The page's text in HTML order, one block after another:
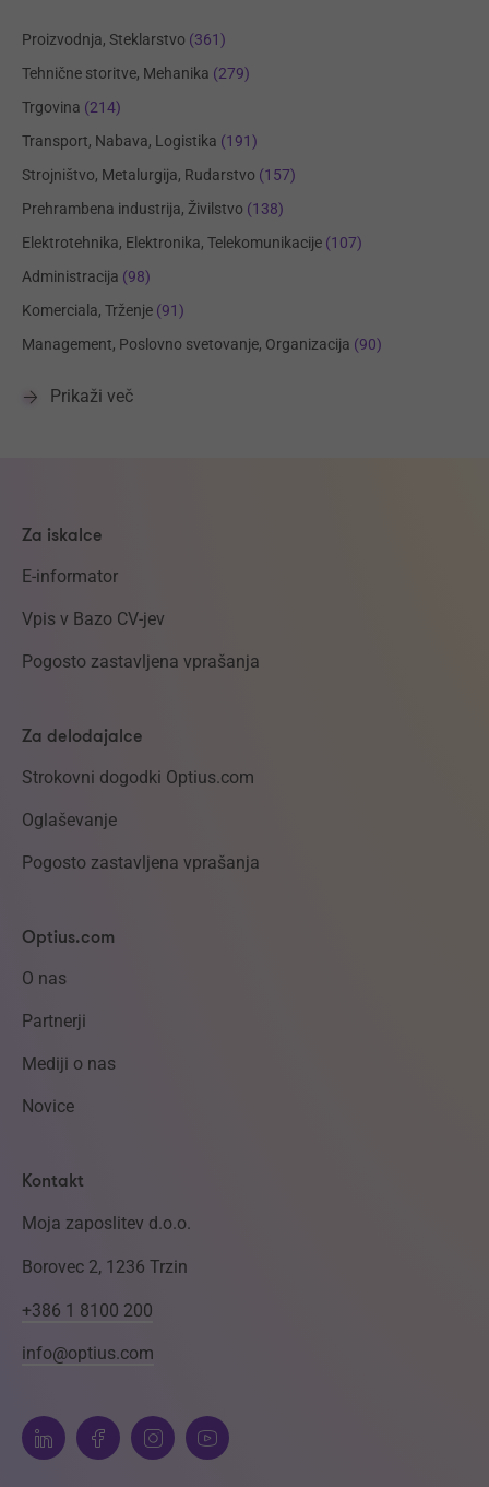
Proizvodnja, Steklarstvo (361)
Tehnične storitve, Mehanika (279)
Trgovina (214)
Transport, Nabava, Logistika (191)
Strojništvo, Metalurgija, Rudarstvo (157)
Prehrambena industrija, Živilstvo (138)
Elektrotehnika, Elektronika, Telekomunikacije (107)
Administracija (98)
Komerciala, Trženje (91)
Management, Poslovno svetovanje, Organizacija (90)
Prikaži več
Za iskalce
E-informator
Vpis v Bazo CV-jev
Pogosto zastavljena vprašanja
Za delodajalce
Strokovni dogodki Optius.com
Oglaševanje
Pogosto zastavljena vprašanja
Optius.com
O nas
Partnerji
Mediji o nas
Novice
Kontakt
Moja zaposlitev d.o.o.
Borovec 2, 1236 Trzin
+386 1 8100 200
info@optius.com